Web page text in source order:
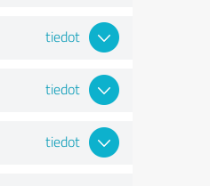
tiedot
tiedot
tiedot